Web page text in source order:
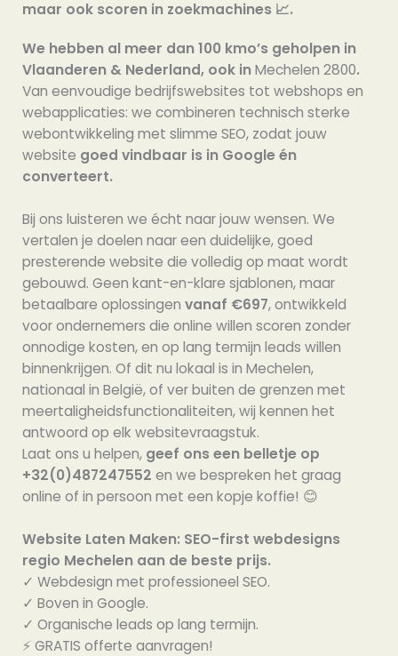
maar ook scoren in zoekmachines 📈.
We hebben al meer dan 100 kmo’s geholpen in
Vlaanderen & Nederland, ook inMechelen 2800.
Van eenvoudige bedrijfswebsites tot webshops en
webapplicaties: we combineren technisch sterke
webontwikkeling met slimme SEO, zodat jouw
website goed vindbaar is in Google én
converteert.
Bij ons luisteren we écht naar jouw wensen. We
vertalen je doelen naar een duidelijke, goed
presterende website die volledig op maat wordt
gebouwd. Geen kant-en-klare sjablonen, maar
betaalbare oplossingen vanaf €697, ontwikkeld
voor ondernemers die online willen scoren zonder
onnodige kosten, en op lang termijn leads willen
binnenkrijgen. Of dit nu lokaal is in Mechelen,
nationaal in België, of ver buiten de grenzen met
meertaligheidsfunctionaliteiten, wij kennen het
antwoord op elk websitevraagstuk.
Laat ons u helpen, geef ons een belletje op
+32(0)487247552 en we bespreken het graag
online of in persoon met een kopje koffie! 😊
Website Laten Maken: SEO-first webdesigns
regio Mechelen aan de beste prijs.
✓ Webdesign met professioneel SEO.
✓ Boven in Google.
✓ Organische leads op lang termijn.
⚡️ GRATIS offerte aanvragen!